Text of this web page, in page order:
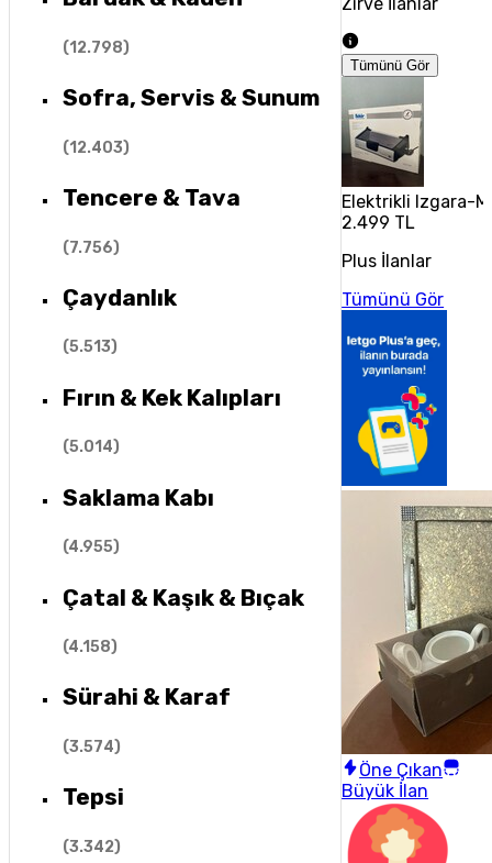
(12.798)
Sofra, Servis & Sunum
(12.403)
Tencere & Tava
(7.756)
Çaydanlık
(5.513)
Fırın & Kek Kalıpları
(5.014)
Saklama Kabı
(4.955)
Çatal & Kaşık & Bıçak
(4.158)
Sürahi & Karaf
(3.574)
Tepsi
(3.342)
Tümünü Gör
Elektrikli Izgara-
2.499 TL
Plus İlanlar
Tümünü Gör
Öne Çıkan
Büyük İlan